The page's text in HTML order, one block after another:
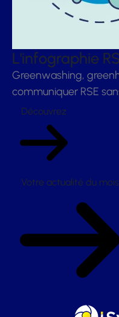
L'infographie
Greenwashing,
communiquer RSE
Découvrez
Votre actualité du mois